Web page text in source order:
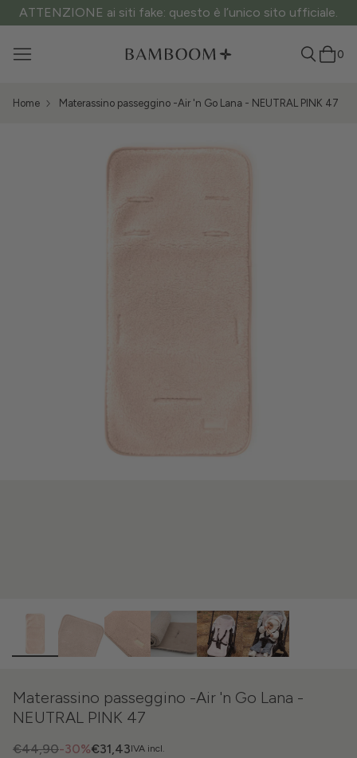
ATTENZIONE ai siti fake: questo è l’unico sito ufficiale.
0
Home Materassino passeggino -Air 'n Go Lana - NEUTRAL PINK 47
Materassino passeggino -Air 'n Go Lana -
NEUTRAL PINK 47
IVA incl.
-30%
€44,90 €31,43